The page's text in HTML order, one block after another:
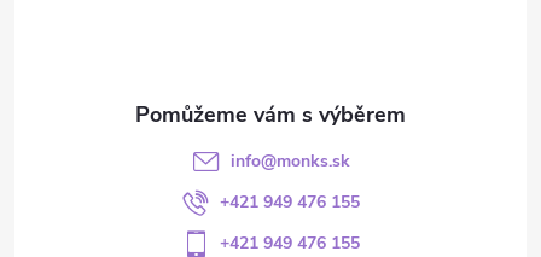
info@monks.sk
+421 949 476 155
+421 949 476 155